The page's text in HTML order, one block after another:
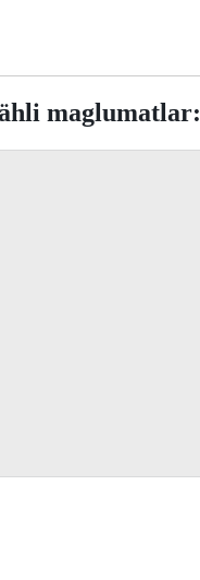
maglumatlar: